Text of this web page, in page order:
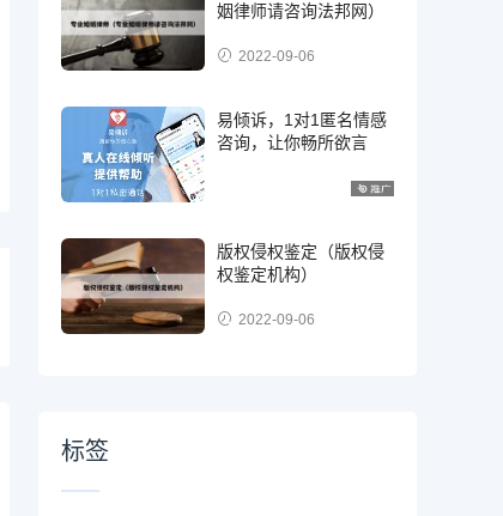
姻律师请咨询法邦网）
2022-09-06
易倾诉，1对1匿名情感
咨询，让你畅所欲言
版权侵权鉴定（版权侵
权鉴定机构）
2022-09-06
标签